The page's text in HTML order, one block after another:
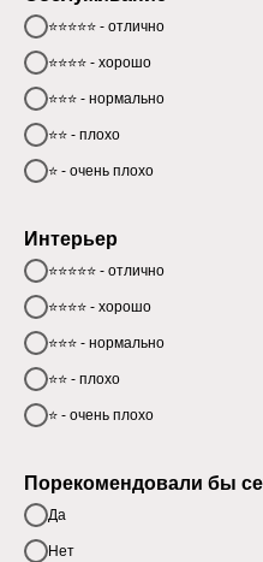
⭐⭐⭐⭐⭐ - отлично
⭐⭐⭐⭐ - хорошо
⭐⭐⭐ - нормально
⭐⭐ - плохо
⭐ - очень плохо
Интерьер
⭐⭐⭐⭐⭐ - отлично
⭐⭐⭐⭐ - хорошо
⭐⭐⭐ - нормально
⭐⭐ - плохо
⭐ - очень плохо
Порекомендовали бы
Да
Нет